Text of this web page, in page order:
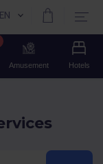
Current language:
EN
Amusement Hotels